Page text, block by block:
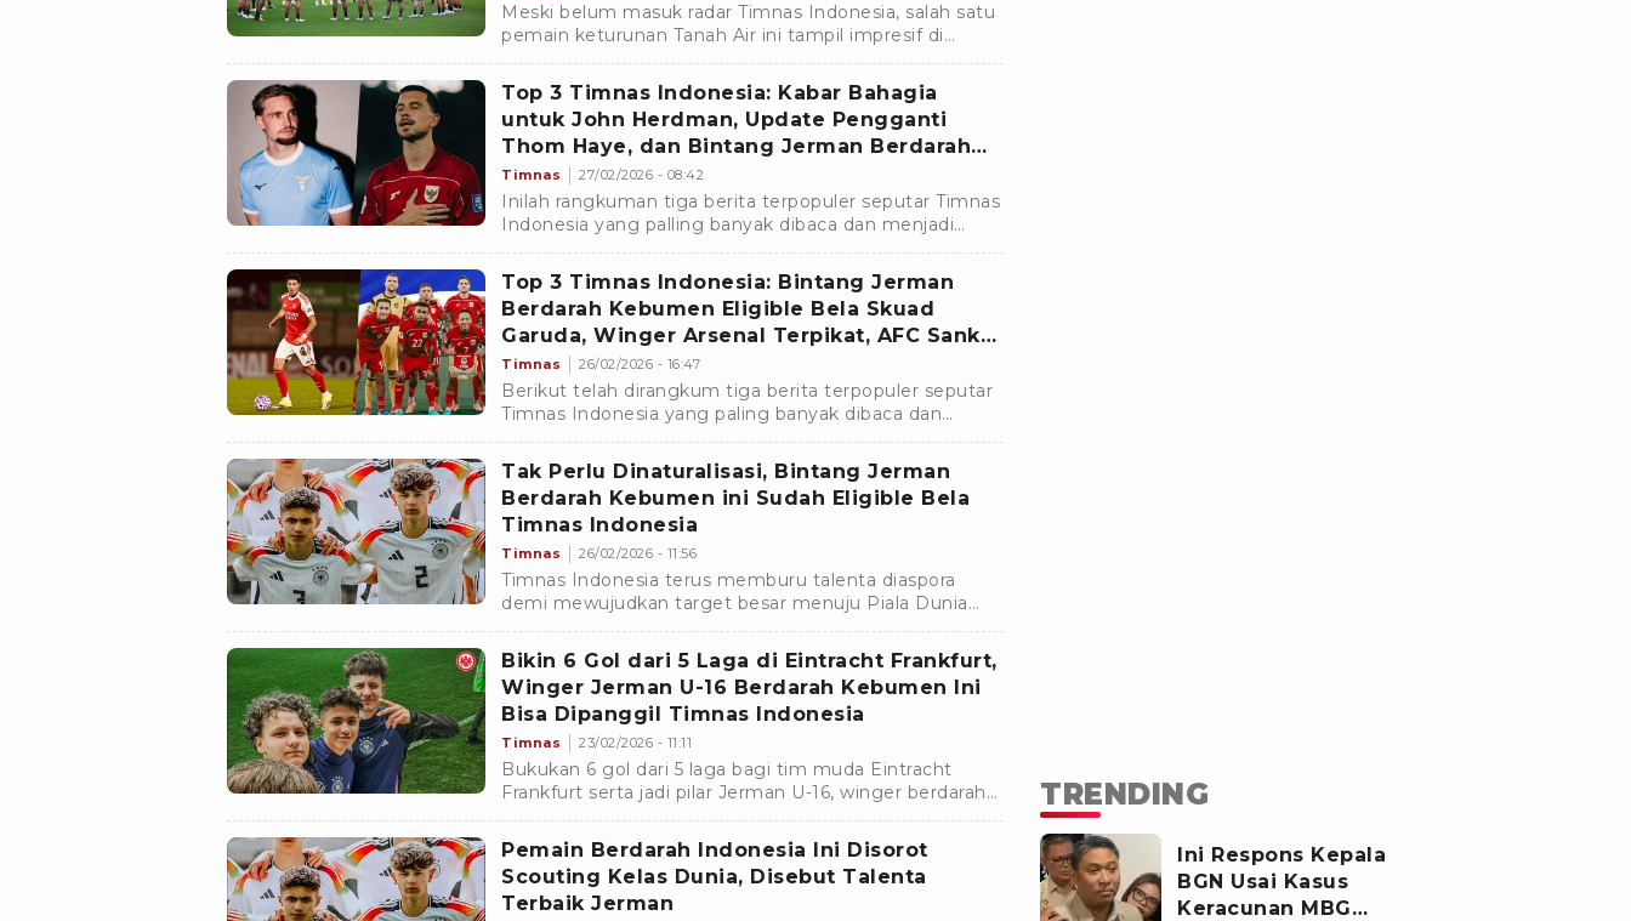
Meski belum masuk radar Timnas Indonesia, salah satu
pemain keturunan Tanah Air ini tampil impresif di
Eropa. Ia sukses mengantarkan klubnya meraih gelar
juara.
Top 3 Timnas Indonesia: Kabar Bahagia
untuk John Herdman, Update Pengganti
Thom Haye, dan Bintang Jerman Berdarah
Kebumen Eligible Dinaturalisasi
Timnas 27/02/2026 - 08:42
Inilah rangkuman tiga berita terpopuler seputar Timnas
Indonesia yang palling banyak dibaca dan menjadi
piliha redaksi tvOnenews.com. Baca selengkapnya di
sini.
Top 3 Timnas Indonesia: Bintang Jerman
Berdarah Kebumen Eligible Bela Skuad
Garuda, Winger Arsenal Terpikat, AFC Sanksi
PSSI Jelang FIFA Series 2026
Timnas 26/02/2026 - 16:47
Berikut telah dirangkum tiga berita terpopuler seputar
Timnas Indonesia yang paling banyak dibaca dan
menjadi pilihan redaksi tvOnenews.com. Simak
rangkumannya!
Tak Perlu Dinaturalisasi, Bintang Jerman
Berdarah Kebumen ini Sudah Eligible Bela
Timnas Indonesia
Timnas 26/02/2026 - 11:56
Timnas Indonesia terus memburu talenta diaspora
demi mewujudkan target besar menuju Piala Dunia
2030. Bintang Jerman U-16 ini sudah masuk radar John
Herdman?
Bikin 6 Gol dari 5 Laga di Eintracht Frankfurt,
Winger Jerman U-16 Berdarah Kebumen Ini
Bisa Dipanggil Timnas Indonesia
Timnas 23/02/2026 - 11:11
Bukukan 6 gol dari 5 laga bagi tim muda Eintracht
Frankfurt serta jadi pilar Jerman U-16, winger berdarah
Kebumen ini ternyata bisa main untuk Timnas
Indonesia.
Pemain Berdarah Indonesia Ini Disorot
Scouting Kelas Dunia, Disebut Talenta
Terbaik Jerman
TRENDING
Ini Respons Kepala
BGN Usai Kasus
Keracunan MBG